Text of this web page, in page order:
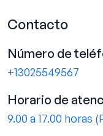
Contacto
Número de
+13025549567
Horario de
9.00 a 17.00 horas